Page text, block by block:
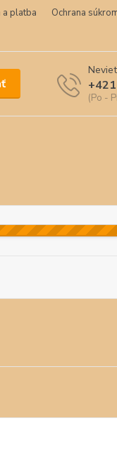
a platba
Ochrana
(Po -